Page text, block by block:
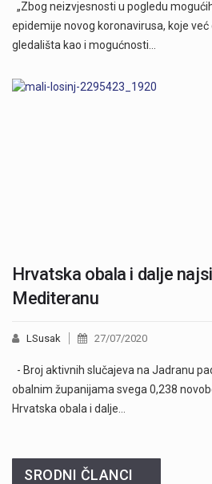
„Zbog neizvjesnosti u pogledu
epidemije novog koronavirusa, koje
gledališta kao i mogućnosti…
Hrvatska obala i dalje
Mediteranu
LSusak 27/07/2020
- Broj aktivnih slučajeva na Jadranu
obalnim županijama svega 0,238
Hrvatska obala i dalje…
SRODNI ČLANCI